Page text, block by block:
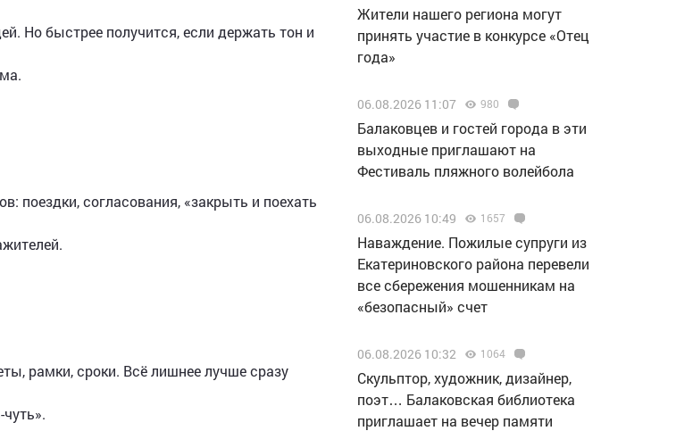
Но быстрее получится, если держать тон и
поездки, согласования, «закрыть и поехать
рамки, сроки. Всё лишнее лучше сразу
Жители нашего региона могут
принять участие в конкурсе «Отец
года»
06.08.2026 11:07 980
Балаковцев и гостей города в эти
выходные приглашают на
Фестиваль пляжного волейбола
06.08.2026 10:49 1657
Наваждение. Пожилые супруги из
Екатериновского района перевели
все сбережения мошенникам на
«безопасный» счет
06.08.2026 10:32 1064
Скульптор, художник, дизайнер,
поэт… Балаковская библиотека
приглашает на вечер памяти